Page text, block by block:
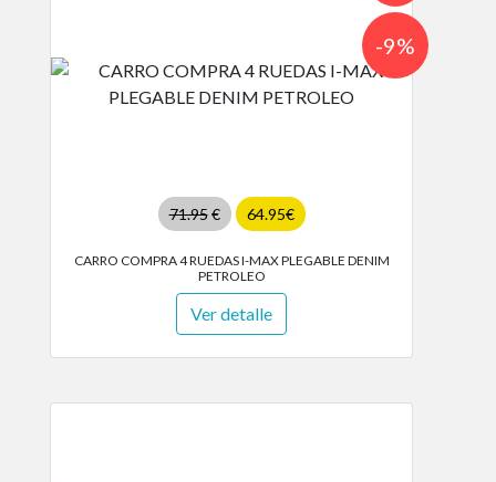
71.95€ 64.95€
-9%
CARRO COMPRA 4 RUEDAS I-MAX PLEGABLE DENIM
PETROLEO
Ver detalle